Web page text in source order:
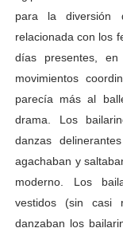
para la diversión
relacionada con los
días presentes,
movimientos
parecía más al
drama. Los
danzas
agachaban y
moderno. Los
vestidos (sin casi
danzaban los